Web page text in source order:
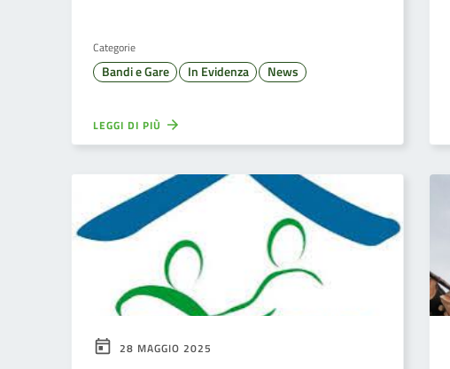
Categorie
Bandi e Gare In Evidenza News
LEGGI DI PIÙ
28 MAGGIO 2025